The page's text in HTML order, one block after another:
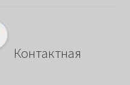
Контактная